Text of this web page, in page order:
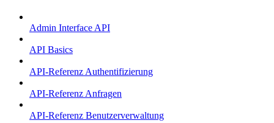
Admin Interface API
API Basics
API-Referenz Authentifizierung
API-Referenz Anfragen
API-Referenz Benutzerverwaltung